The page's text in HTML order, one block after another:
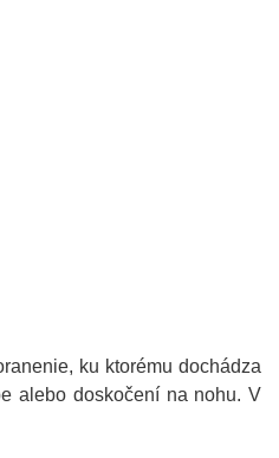
ku ktorému dochádza
alebo doskočení na nohu. V